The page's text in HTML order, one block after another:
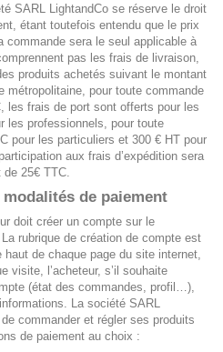
SARL LightandCo se réserve le droit
étant toutefois entendu que le prix
commande sera le seul applicable à
pas les frais de livraison,
produits achetés suivant le montant
métropolitaine, pour toute commande
les frais de port sont offerts pour les
les professionnels, pour toute
pour les particuliers et 300 € HT pour
aux frais d’expédition sera
25€ TTC.
de paiement
doit créer un compte sur le
. La rubrique de création de compte est
de chaque page du site internet,
visite, l’acheteur, s’il souhaite
(état des commandes, profil…),
La société SARL
de commander et régler ses produits
de paiement au choix :